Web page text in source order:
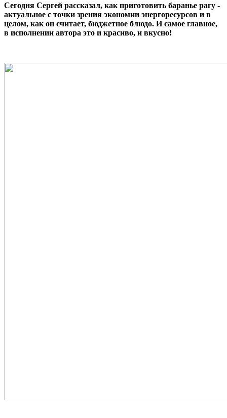
Сегодня Сергей рассказал, как приготовить баранье рагу -
актуальное с точки зрения экономии энергоресурсов и в
целом, как он считает, бюджетное блюдо. И самое главное,
в исполнении автора это и красиво, и вкусно!